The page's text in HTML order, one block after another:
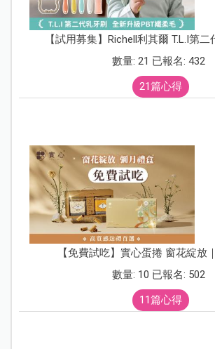
►向櫃台表示是初診
① 填寫初診資料
② 向櫃台說明傷勢狀況
⑤ 至該科報到並領取號碼牌
⑥ 填寫更詳細的看診資料
⑦ 該科護理師問診，包括傷勢、過
⑧ 正式看診，醫師說明傷勢、後續
⑨ 返回櫃台結帳、領取處方籤